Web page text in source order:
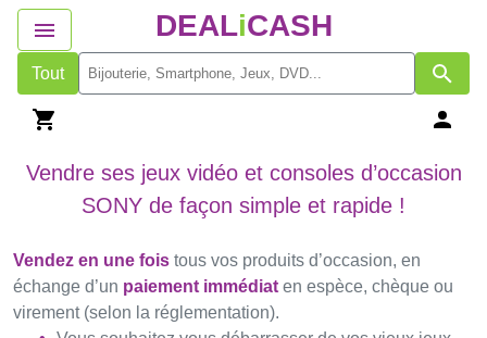
DEALiCASH
Tout
Vendre ses jeux vidéo et consoles d’occasion
SONY de façon simple et rapide !
Vendez en une fois tous vos produits d’occasion, en
échange d’un paiement immédiat en espèce, chèque ou
virement (selon la réglementation).